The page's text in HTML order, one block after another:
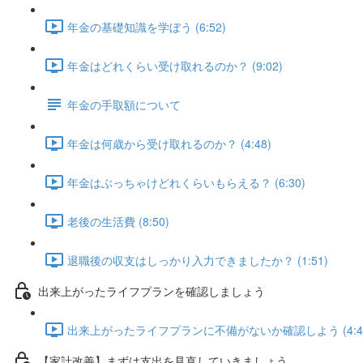
年金の基礎知識を学ぼう (6:52)
年金はどれくらい受け取れるのか？ (9:02)
年金の手取額について
年金は何歳から受け取れるのか？ (4:48)
年金はぶっちゃけどれくらいもらえる？ (6:30)
老後の生活費 (8:50)
退職後の収支はしっかり入力できましたか？ (1:51)
出来上がったライフプランを確認しましょう
出来上がったライフプランに不備がないか確認しよう